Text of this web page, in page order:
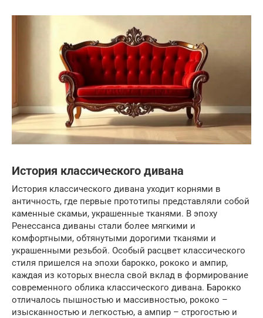
История классического дивана
История классического дивана уходит корнями в
античность, где первые прототипы представляли собой
каменные скамьи, украшенные тканями. В эпоху
Ренессанса диваны стали более мягкими и
комфортными, обтянутыми дорогими тканями и
украшенными резьбой. Особый расцвет классического
стиля пришелся на эпохи барокко, рококо и ампир,
каждая из которых внесла свой вклад в формирование
современного облика классического дивана. Барокко
отличалось пышностью и массивностью, рококо –
изысканностью и легкостью, а ампир – строгостью и